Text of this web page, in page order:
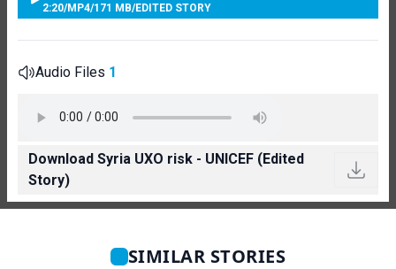
2:20/MP4/171 MB/EDITED STORY
Audio Files 1
Download Syria UXO risk - UNICEF (Edited
Story)
SIMILAR STORIES